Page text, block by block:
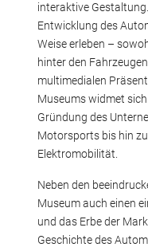
interaktive
Entwicklung des
Weise erleben –
hinter den
multimedialen
Museums widmet
Gründung des
Motorsports bis hin
Elektromobilität.
Neben den
Museum auch einen
und das Erbe der
Geschichte des